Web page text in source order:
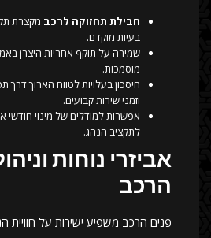
חבילת תחזוקה לרכב מקצרת
בעיות מוקדם.
שמירה על תוקף אחריות היצרן
מוסמכות.
חיסכון בעלויות לטווח הארוך דרך
וזמני שירות קבועים.
אפשרות למודלים של מינוי חודשי
לתקציב הנהג.
אביזרי נוחות
הרכב
פנים הרכב משפיע ישירות על חוויית